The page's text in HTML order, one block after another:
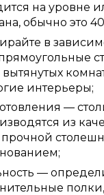
на уровне
обычно это
в
интерьеры;
—
из
прочной
—